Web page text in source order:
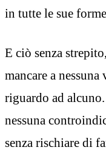
in tutte le sue
E ciò senza
mancare a
riguardo ad
nessuna
senza rischiare di